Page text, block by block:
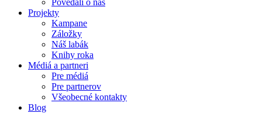
Povedali o nás
Projekty
Kampane
Záložky
Náš labák
Knihy roka
Médiá a partneri
Pre médiá
Pre partnerov
Všeobecné kontakty
Blog